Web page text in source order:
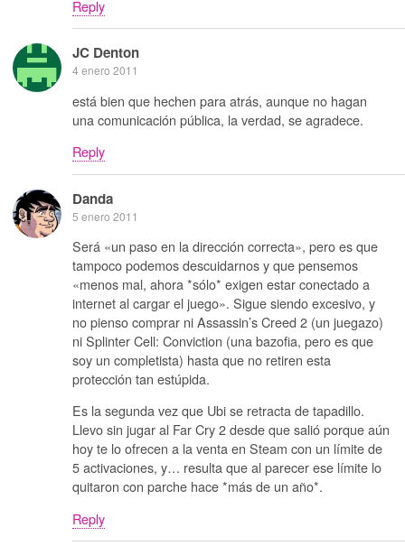
Reply
JC Denton
4 enero 2011
está bien que hechen para atrás, aunque no hagan
una comunicación pública, la verdad, se agradece.
Reply
Danda
5 enero 2011
Será «un paso en la dirección correcta», pero es que
tampoco podemos descuidarnos y que pensemos
«menos mal, ahora *sólo* exigen estar conectado a
internet al cargar el juego». Sigue siendo excesivo, y
no pienso comprar ni Assassin’s Creed 2 (un juegazo)
ni Splinter Cell: Conviction (una bazofia, pero es que
soy un completista) hasta que no retiren esta
protección tan estúpida.
Es la segunda vez que Ubi se retracta de tapadillo.
Llevo sin jugar al Far Cry 2 desde que salió porque aún
hoy te lo ofrecen a la venta en Steam con un límite de
5 activaciones, y… resulta que al parecer ese límite lo
quitaron con parche hace *más de un año*.
Reply